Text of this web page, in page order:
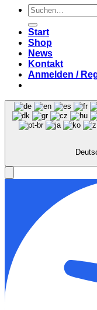
Suchen
nach:
Start
Shop
News
Kontakt
Anmelden /